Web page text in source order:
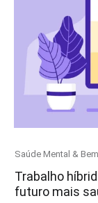
Category
Saúde Mental &
Trabalho
futuro mais